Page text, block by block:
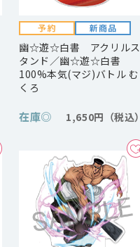
幽☆遊☆白書 アクリルス
タンド／幽☆遊☆白書
100%本気(マジ)バトル む
くろ
在庫◎ 1,650円